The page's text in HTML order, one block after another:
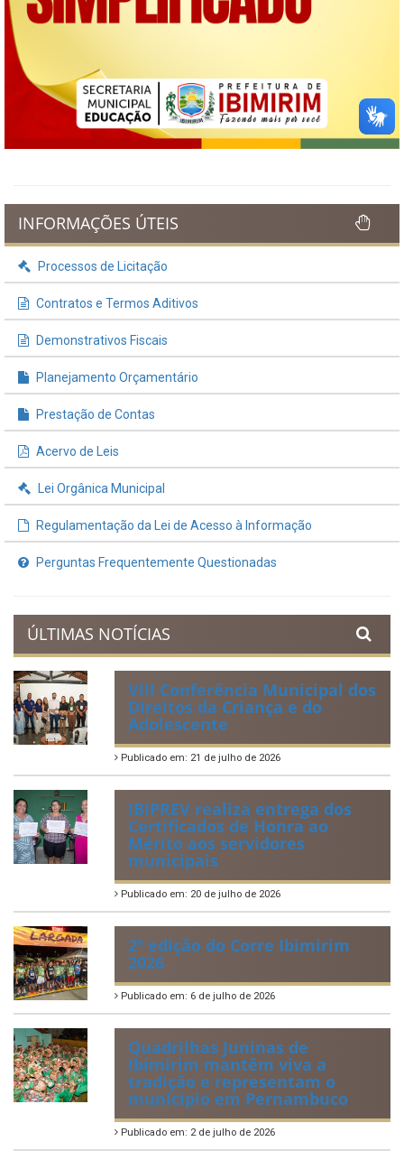
INFORMAÇÕES ÚTEIS
Processos de Licitação
Contratos e Termos Aditivos
Demonstrativos Fiscais
Planejamento Orçamentário
Prestação de Contas
Acervo de Leis
Lei Orgânica Municipal
Regulamentação da Lei de Acesso à Informação
Perguntas Frequentemente Questionadas
ÚLTIMAS NOTÍCIAS
VIII Conferência Municipal dos
Direitos da Criança e do
Adolescente
Publicado em: 21 de julho de 2026
IBIPREV realiza entrega dos
Certificados de Honra ao
Mérito aos servidores
municipais
Publicado em: 20 de julho de 2026
2ª edição do Corre Ibimirim
2026
Publicado em: 6 de julho de 2026
Quadrilhas Juninas de
Ibimirim mantêm viva a
tradição e representam o
munícipio em Pernambuco
Publicado em: 2 de julho de 2026